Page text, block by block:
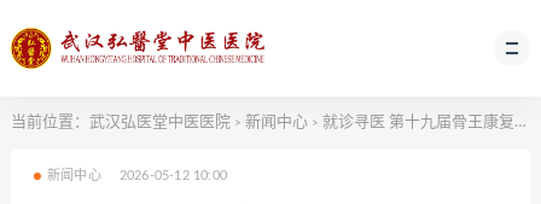
当前位置： 武汉弘医堂中医医院 > 新闻中心 > 就诊寻医 第十九届骨王康复明星游在汉启幕，“防治在站·游享江城”年度保髋计划正式发布
新闻中心 2026-05-12 10:00